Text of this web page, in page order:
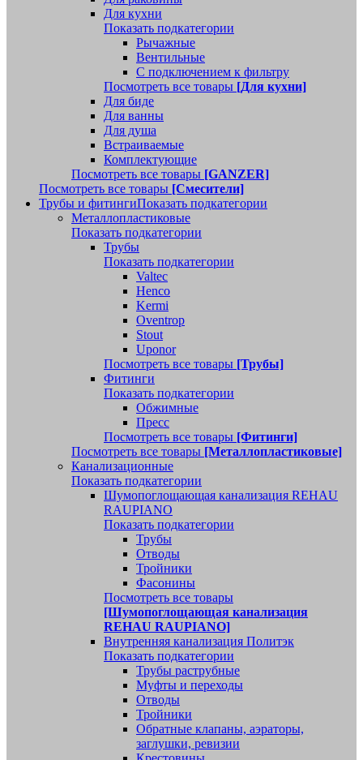
Для кухни
Показать подкатегории
Рычажные
Вентильные
С подключением к фильтру
Посмотреть все товары [Для кухни]
Для биде
Для ванны
Для душа
Встраиваемые
Комплектующие
Посмотреть все товары [GANZER]
Посмотреть все товары [Смесители]
Трубы и фитингиПоказать подкатегории
Металлопластиковые
Показать подкатегории
Трубы
Показать подкатегории
Valtec
Henco
Kermi
Oventrop
Stout
Uponor
Посмотреть все товары [Трубы]
Фитинги
Показать подкатегории
Обжимные
Пресс
Посмотреть все товары [Фитинги]
Посмотреть все товары [Металлопластиковые]
Канализационные
Показать подкатегории
Шумопоглощающая канализация REHAU
RAUPIANO
Показать подкатегории
Трубы
Отводы
Тройники
Фасонины
Посмотреть все товары
[Шумопоглощающая канализация
REHAU RAUPIANO]
Внутренняя канализация Политэк
Показать подкатегории
Трубы раструбные
Муфты и переходы
Отводы
Тройники
Обратные клапаны, аэраторы,
заглушки, ревизии